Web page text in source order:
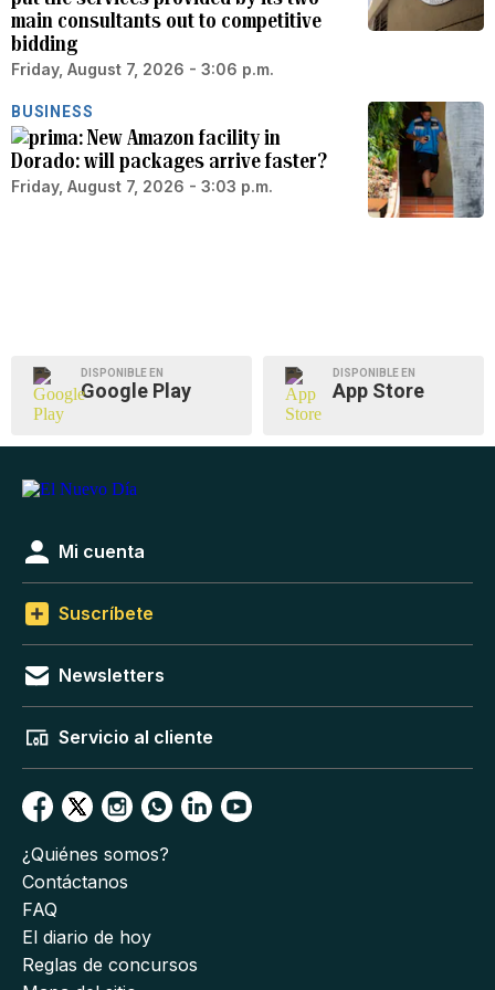
main consultants out to competitive
bidding
Friday, August 7, 2026 - 3:06 p.m.
BUSINESS
New Amazon facility in
Dorado: will packages arrive faster?
Friday, August 7, 2026 - 3:03 p.m.
DISPONIBLE EN
Google Play
DISPONIBLE EN
App Store
Mi cuenta
Suscríbete
Newsletters
Servicio al cliente
¿Quiénes somos?
Contáctanos
FAQ
El diario de hoy
Reglas de concursos